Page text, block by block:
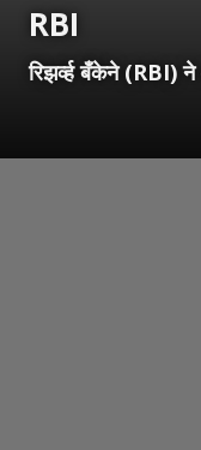
RBI
रिझर्व्ह बँकेने (RBI)